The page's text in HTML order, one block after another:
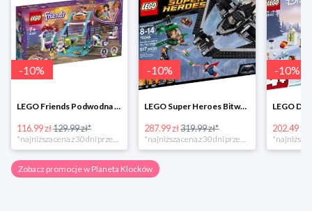
-10%
LEGO Friends Podwodna Frajda w super cenie
116.99 zł129.99 zł*
-10%
LEGO Super Heroes Bitwa powietrzna w super cenie
287.99 zł319.99 zł*
-10%
202.49 zł
Zobacz promocje w Planeta Klocków